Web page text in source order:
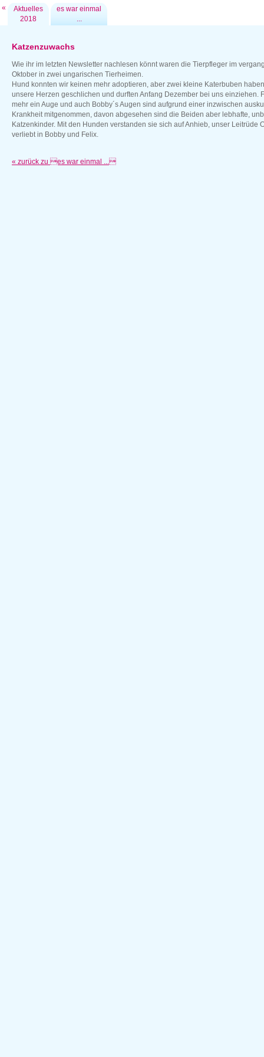
Katzenzuwachs
Wie ihr im letzten Newsletter nachlesen könnt waren die Tierpfleger im
Oktober in zwei ungarischen Tierheimen.
Hund konnten wir keinen mehr adoptieren, aber zwei kleine Katerbuben
unsere Herzen geschlichen und durften Anfang Dezember bei uns einziehen.
mehr ein Auge und auch Bobby´s Augen sind aufgrund einer inzwischen
Krankheit mitgenommen, davon abgesehen sind die Beiden aber lebhafte,
Katzenkinder. Mit den Hunden verstanden sie sich auf Anhieb, unser Leitrüde
verliebt in Bobby und Felix.
« zurück zu es war einmal ...
«
Aktuelles
2018
es war einmal
...